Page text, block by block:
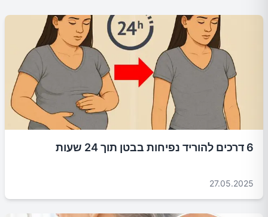
6 דרכים להוריד נפיחות בבטן תוך 24 שעות
27.05.2025